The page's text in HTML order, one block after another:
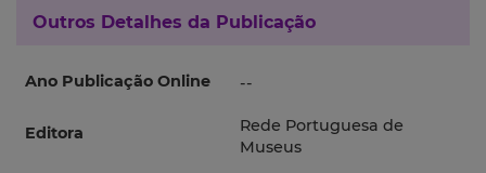
Outros Detalhes da Publicação
Ano Publicação Online --
Editora
Rede Portuguesa de
Museus